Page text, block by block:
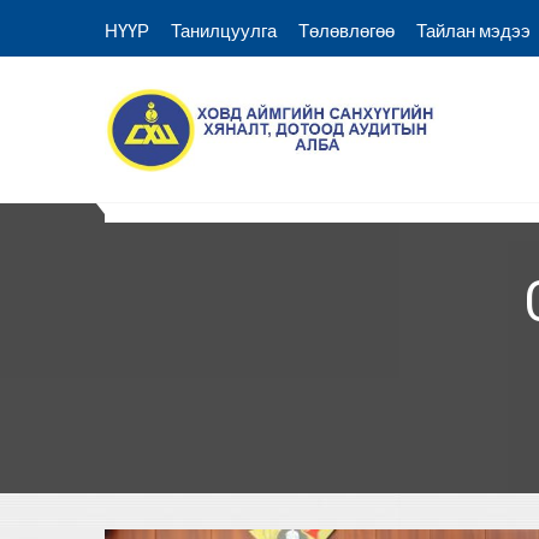
НҮҮР Танилцуулга Төлөвлөгөө Тайлан мэдээ
Ховд аймгийн